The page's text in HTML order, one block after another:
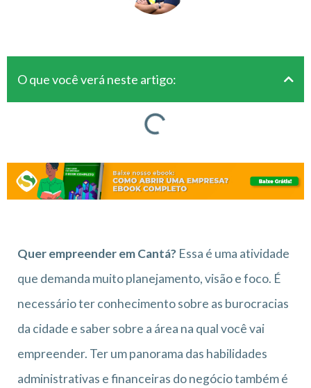
O que você verá neste artigo:
Quer empreender em Cantá? Essa é uma atividade
que demanda muito planejamento, visão e foco. É
necessário ter conhecimento sobre as burocracias
da cidade e saber sobre a área na qual você vai
empreender. Ter um panorama das habilidades
administrativas e financeiras do negócio também é